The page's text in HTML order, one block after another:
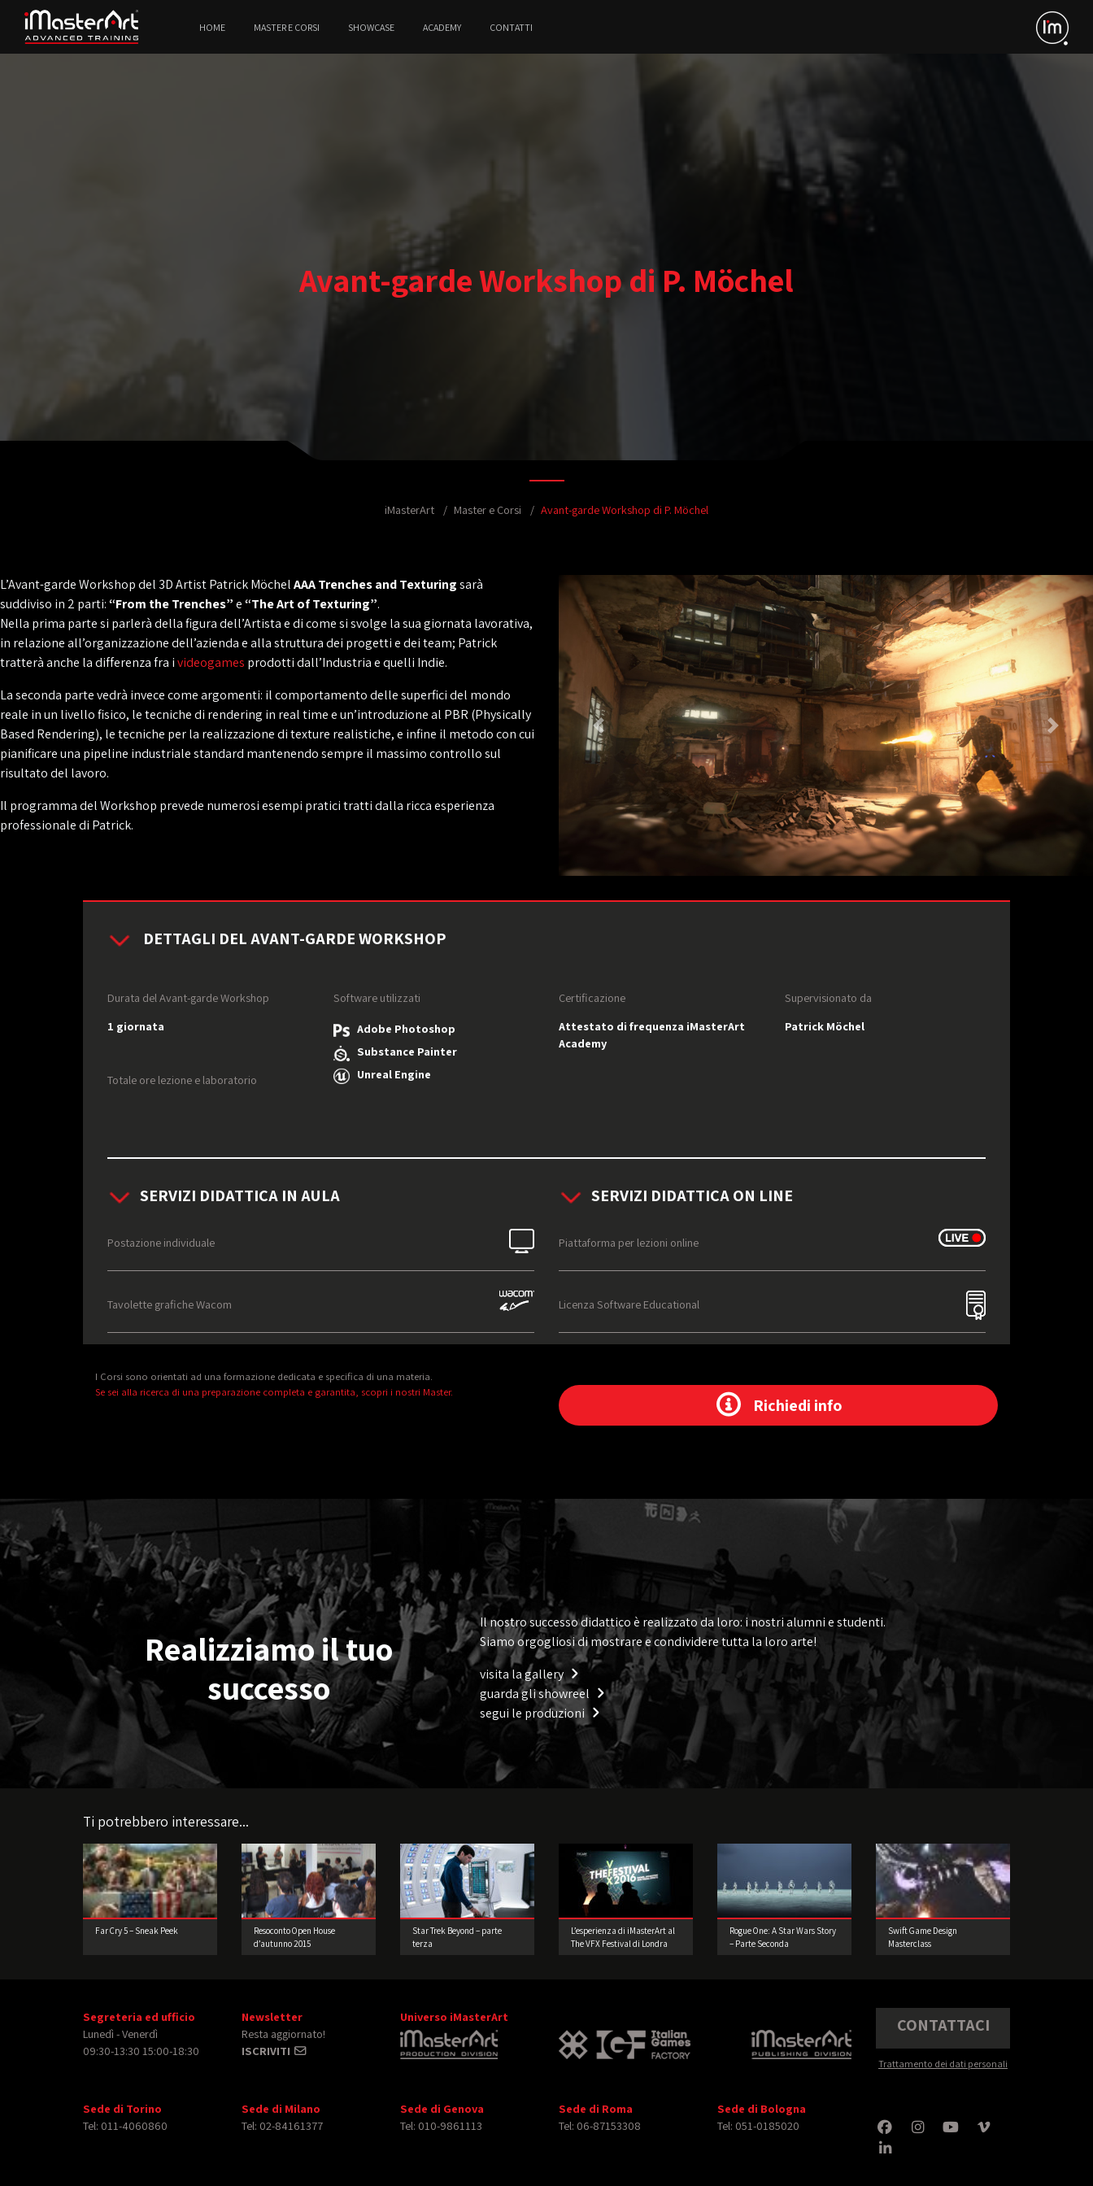
HOME MASTER E CORSI SHOWCASE ACADEMY CONTATTI
Avant-garde Workshop di P. Möchel
iMasterArt Master e Corsi Avant-garde Workshop di P. Möchel
L’Avant-garde Workshop del 3D Artist Patrick MöchelAAA Trenches and Texturingsarà
suddiviso in 2 parti:“From the Trenches”e“The Art of Texturing”.
Nella prima parte si parlerà della figura dell’Artista e di come si svolge la sua giornata lavorativa,
in relazione all’organizzazione dell’azienda e alla struttura dei progetti e dei team; Patrick
tratterà anche la differenza fra ivideogames prodotti dall’Industria e quelli Indie.
La seconda parte vedrà invece come argomenti: il comportamento delle superfici del mondo
reale in un livello fisico, le tecniche di rendering in real time e un’introduzione al PBR (Physically
Based Rendering), le tecniche per la realizzazione di texture realistiche, e infine il metodo con cui
pianificare una pipeline industriale standard mantenendo sempre il massimo controllo sul
risultato del lavoro.
Il programma del Workshop prevede numerosi esempi pratici tratti dalla ricca esperienza
professionale di Patrick.
DETTAGLI DEL AVANT-GARDE WORKSHOP
Durata del Avant-garde Workshop
1 giornata
Totale ore lezione e laboratorio
Software utilizzati
Adobe Photoshop
Substance Painter
Unreal Engine
Certificazione
Attestato di frequenza iMasterArt
Academy
Supervisionato da
Patrick Möchel
SERVIZI DIDATTICA IN AULA
Postazione individuale
Tavolette grafiche Wacom
SERVIZI DIDATTICA ON LINE
Piattaforma per lezioni online
Licenza Software Educational
I Corsi sono orientati ad una formazione dedicata e specifica di una materia.
Se sei alla ricerca di una preparazione completa e garantita, scopri i nostri Master.
Richiedi info
Realizziamo il tuo
successo
Il nostro successo didattico è realizzato da loro: i nostri alumni e studenti.
Siamo orgogliosi di mostrare e condividere tutta la loro arte!
visita la gallery
guarda gli showreel
segui le produzioni
Ti potrebbero interessare...
Far Cry 5 – Sneak Peek
Resoconto Open House
d’autunno 2015
Star Trek Beyond – parte
terza
L’esperienza di iMasterArt al
The VFX Festival di Londra
Rogue One: A Star Wars Story
– Parte Seconda
Swift Game Design
Masterclass
Segreteria ed ufficio
Lunedì - Venerdì
09:30-13:30 15:00-18:30
Newsletter
Resta aggiornato!
ISCRIVITI
Universo iMasterArt CONTATTACI
Trattamento dei dati personali
Sede di Torino
Tel: 011-4060860
Sede di Milano
Tel: 02-84161377
Sede di Genova
Tel: 010-9861113
Sede di Roma
Tel: 06-87153308
Sede di Bologna
Tel: 051-0185020